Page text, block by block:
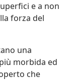
e a non
forza del
una
morbida ed
che